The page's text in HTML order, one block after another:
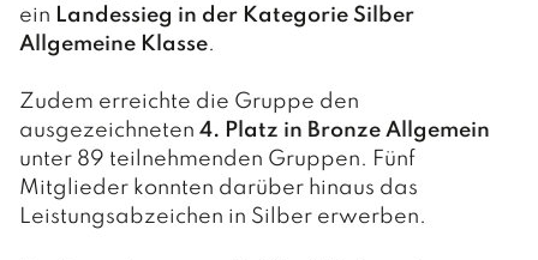
ein Landessieg in der Kategorie Silber
Allgemeine Klasse.
Zudem erreichte die Gruppe den
ausgezeichneten 4. Platz in Bronze Allgemein
unter 89 teilnehmenden Gruppen. Fünf
Mitglieder konnten darüber hinaus das
Leistungsabzeichen in Silber erwerben.